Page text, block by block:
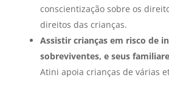
conscientização sobre os
direitos das crianças.
Assistir crianças em risco de
sobreviventes, e seus
Atini apoia crianças de várias